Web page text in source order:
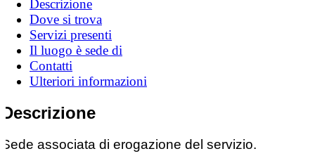
Descrizione
Dove si trova
Servizi presenti
Il luogo è sede di
Contatti
Ulteriori informazioni
Descrizione
Sede associata di erogazione del servizio.